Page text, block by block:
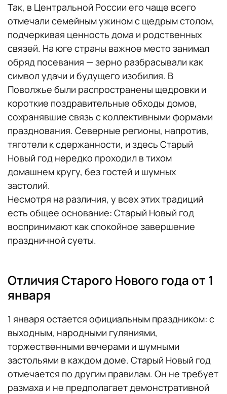
Так, в Центральной России его чаще всего
отмечали семейным ужином с щедрым столом,
подчеркивая ценность дома и родственных
связей. На юге страны важное место занимал
обряд посевания — зерно разбрасывали как
символ удачи и будущего изобилия. В
Поволжье были распространены щедровки и
короткие поздравительные обходы домов,
сохранявшие связь с коллективными формами
празднования. Северные регионы, напротив,
тяготели к сдержанности, и здесь Старый
Новый год нередко проходил в тихом
домашнем кругу, без гостей и шумных
застолий.
Несмотря на различия, у всех этих традиций
есть общее основание: Старый Новый год
воспринимают как спокойное завершение
праздничной суеты.
Отличия Старого Нового года от 1
января
1 января остается официальным праздником: с
выходным, народными гуляниями,
торжественными вечерами и шумными
застольями в каждом доме. Старый Новый год
отмечается по другим правилам. Он не требует
размаха и не предполагает демонстративной